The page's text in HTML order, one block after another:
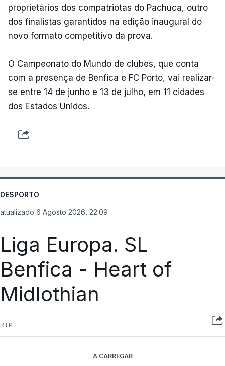
proprietários dos compatriotas do Pachuca, outro
dos finalistas garantidos na edição inaugural do
novo formato competitivo da prova.
O Campeonato do Mundo de clubes, que conta
com a presença de Benfica e FC Porto, vai realizar-
se entre 14 de junho e 13 de julho, em 11 cidades
dos Estados Unidos.
DESPORTO
atualizado 6 Agosto 2026, 22:09
Liga Europa. SL
Benfica - Heart of
Midlothian
RTP
A CARREGAR